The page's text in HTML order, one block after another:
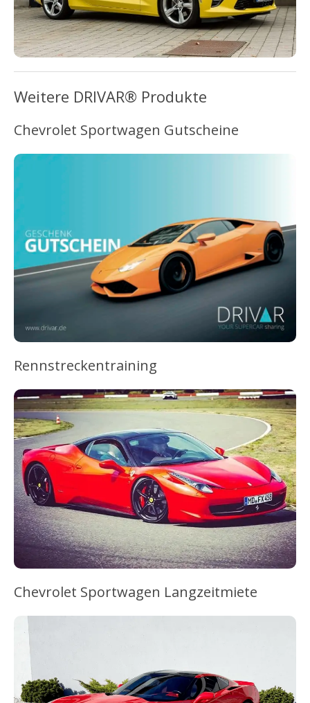
Weitere DRIVAR® Produkte
Chevrolet Sportwagen Gutscheine
Rennstreckentraining
Chevrolet Sportwagen Langzeitmiete